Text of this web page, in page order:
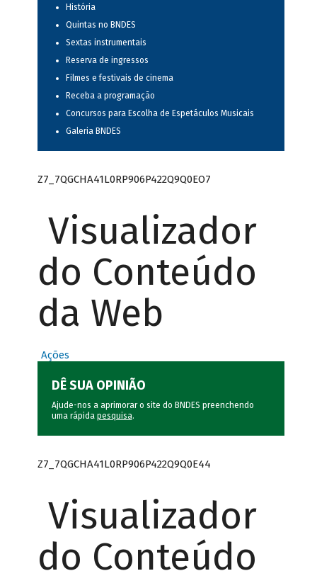
História
Quintas no BNDES
Sextas instrumentais
Reserva de ingressos
Filmes e festivais de cinema
Receba a programação
Concursos para Escolha de Espetáculos Musicais
Galeria BNDES
Z7_7QGCHA41L0RP906P422Q9Q0EO7
Visualizador
do Conteúdo
da Web
Ações
DÊ SUA OPINIÃO
Ajude-nos a aprimorar o site do BNDES preenchendo
uma rápida pesquisa.
Z7_7QGCHA41L0RP906P422Q9Q0E44
Visualizador
do Conteúdo